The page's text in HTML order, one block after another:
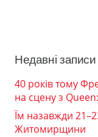
Недавні записи
40 років тому
на сцену з
Їм назавжди
Житомирщини